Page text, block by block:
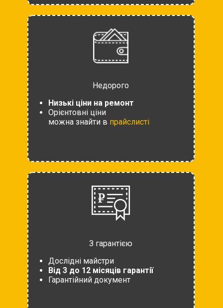
Недорого
Низькі ціни на ремонт
Орієнтовні ціни
можна знайти в прайслисті
З гарантією
Дослідні майстри
Від 3 до 12 місяців гарантії
Гарантійний документ